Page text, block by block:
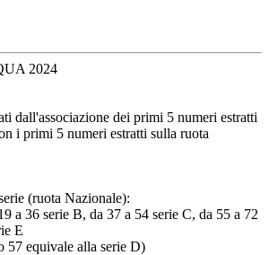
2024
dall'associazione dei primi 5 numeri estratti
i primi 5 numeri estratti sulla ruota
(ruota Nazionale):
a 36 serie B, da 37 a 54 serie C, da 55 a 72
E
57 equivale alla serie D)